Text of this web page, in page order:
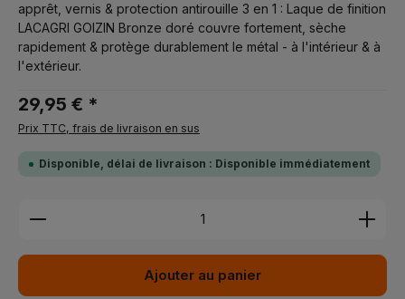
apprêt, vernis & protection antirouille 3 en 1 : Laque de finition
LACAGRI GOIZIN Bronze doré couvre fortement, sèche
rapidement & protège durablement le métal - à l'intérieur & à
l'extérieur.
29,95 € *
Prix TTC, frais de livraison en sus
Disponible, délai de livraison : Disponible immédiatement
Quantité de produit : Entrez la quantité
Ajouter au panier